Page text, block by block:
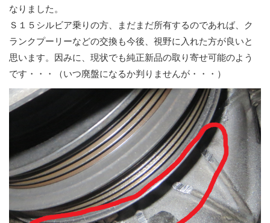
なりました。
Ｓ１５シルビア乗りの方、まだまだ所有するのであれば、ク
ランクプーリーなどの交換も今後、視野に入れた方が良いと
思います。因みに、現状でも純正新品の取り寄せ可能のよう
です・・・（いつ廃盤になるか判りませんが・・・）